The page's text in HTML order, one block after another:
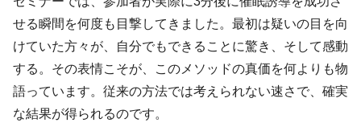
せる瞬間を何度も目撃してきました。最初は疑いの目を向
けていた方々が、自分でもできることに驚き、そして感動
する。その表情こそが、このメソッドの真価を何よりも物
語っています。従来の方法では考えられない速さで、確実
な結果が得られるのです。